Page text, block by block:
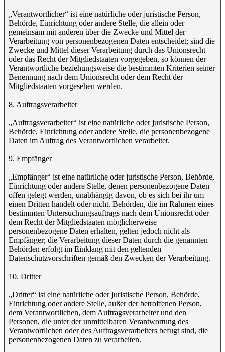
„Verantwortlicher“ ist eine natürliche oder juristische Person,
Behörde, Einrichtung oder andere Stelle, die allein oder
gemeinsam mit anderen über die Zwecke und Mittel der
Verarbeitung von personenbezogenen Daten entscheidet; sind die
Zwecke und Mittel dieser Verarbeitung durch das Unionsrecht
oder das Recht der Mitgliedstaaten vorgegeben, so können der
Verantwortliche beziehungsweise die bestimmten Kriterien seiner
Benennung nach dem Unionsrecht oder dem Recht der
Mitgliedstaaten vorgesehen werden.
8. Auftragsverarbeiter
„Auftragsverarbeiter“ ist eine natürliche oder juristische Person,
Behörde, Einrichtung oder andere Stelle, die personenbezogene
Daten im Auftrag des Verantwortlichen verarbeitet.
9. Empfänger
„Empfänger“ ist eine natürliche oder juristische Person, Behörde,
Einrichtung oder andere Stelle, denen personenbezogene Daten
offen gelegt werden, unabhängig davon, ob es sich bei ihr um
einen Dritten handelt oder nicht. Behörden, die im Rahmen eines
bestimmten Untersuchungsauftrags nach dem Unionsrecht oder
dem Recht der Mitgliedstaaten möglicherweise
personenbezogene Daten erhalten, gelten jedoch nicht als
Empfänger; die Verarbeitung dieser Daten durch die genannten
Behörden erfolgt im Einklang mit den geltenden
Datenschutzvorschriften gemäß den Zwecken der Verarbeitung.
10. Dritter
„Dritter“ ist eine natürliche oder juristische Person, Behörde,
Einrichtung oder andere Stelle, außer der betroffenen Person,
dem Verantwortlichen, dem Auftragsverarbeiter und den
Personen, die unter der unmittelbaren Verantwortung des
Verantwortlichen oder des Auftragsverarbeiters befugt sind, die
personenbezogenen Daten zu verarbeiten.